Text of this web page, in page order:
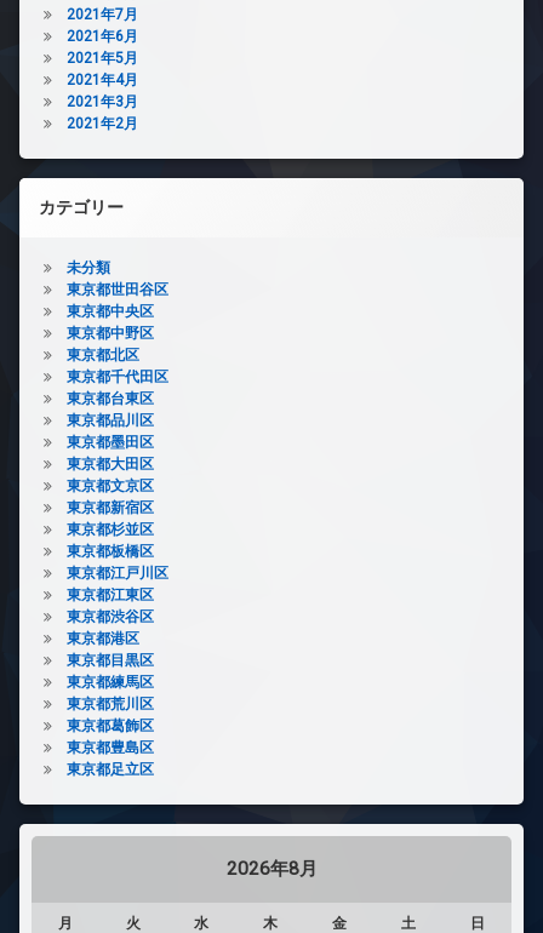
2021年7月
2021年6月
2021年5月
2021年4月
2021年3月
2021年2月
カテゴリー
未分類
東京都世田谷区
東京都中央区
東京都中野区
東京都北区
東京都千代田区
東京都台東区
東京都品川区
東京都墨田区
東京都大田区
東京都文京区
東京都新宿区
東京都杉並区
東京都板橋区
東京都江戸川区
東京都江東区
東京都渋谷区
東京都港区
東京都目黒区
東京都練馬区
東京都荒川区
東京都葛飾区
東京都豊島区
東京都足立区
2026年8月
月 火 水 木 金 土 日